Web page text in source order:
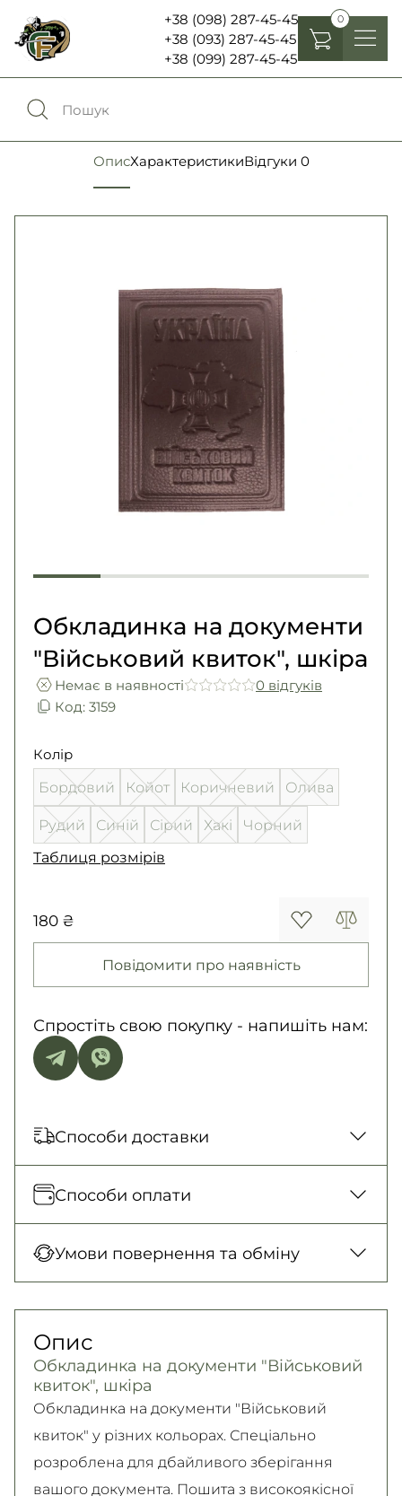
+38 (098) 287-45-45
+38 (093) 287-45-45
+38 (099) 287-45-45
0
Порівняння0
Обране0
Повернення та обмін
Ліхтарі , біноклі та елементи живлення
Ножі та мультитули
Шеврони, патчі та нашивки
Second Hand NATO
ОписХарактеристикиВідгуки 0
Обкладинка на документи
"Військовий квиток", шкіра
Немає в наявності
0 вiдгукiв
Код: 3159
Колір
Бордовий Койот Коричневий
Олива
Рудий
Синій Сірий Хакі
Чорний
Таблиця розмірів
180 ₴
Повідомити про наявність
Спростіть свою покупку - напишіть нам:
Способи доставки
Відправка кожного дня. Післяплата тільки
на замовлення від 500 грн
150 грн. / 1-2 дні
300 грн. / 1-2 дні
Самовивіз
Безкоштовно
Детальніше
Способи оплати
карткою у відділенні, Безготівковими для
Детальніше
Умови повернення та обміну
Детально про умови повернення та обміну
читайте насторінці
Детальніше
Опис
Обкладинка на документи "Військовий
квиток", шкіра
Обкладинка на документи "Військовий
квиток" у різних кольорах. Спеціально
розроблена для дбайливого зберігання
вашого документа. Пошита з високоякісної